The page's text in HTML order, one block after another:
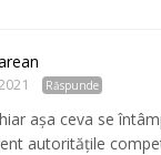
Răspunde
așa ceva se
autoritățile